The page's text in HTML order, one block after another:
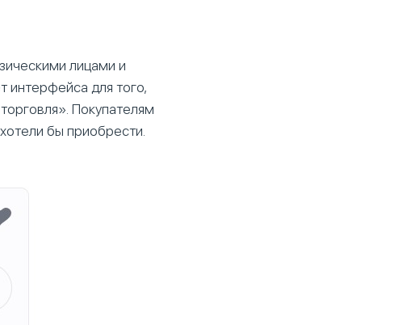
лицами и
интерфейса для того,
Покупателям
бы приобрести.